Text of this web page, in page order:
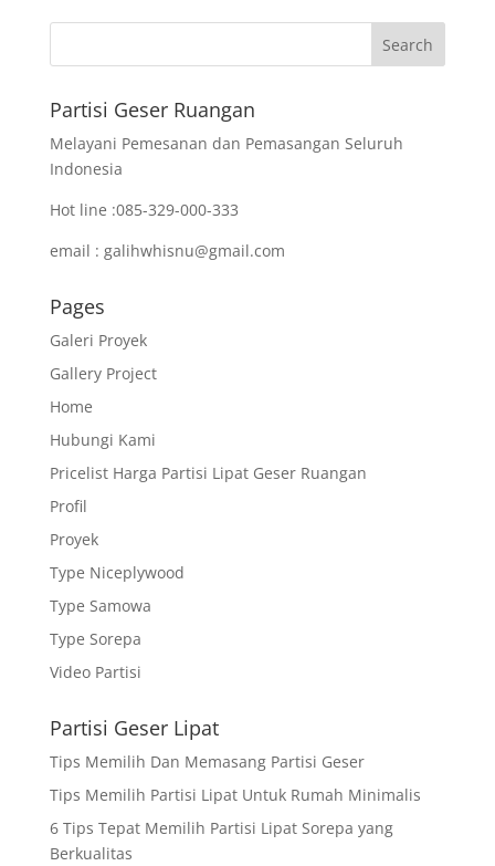
Partisi Geser Ruangan
Melayani Pemesanan dan Pemasangan Seluruh
Indonesia
Hot line :085-329-000-333
email : galihwhisnu@gmail.com
Pages
Galeri Proyek
Gallery Project
Home
Hubungi Kami
Pricelist Harga Partisi Lipat Geser Ruangan
Profil
Proyek
Type Niceplywood
Type Samowa
Type Sorepa
Video Partisi
Partisi Geser Lipat
Tips Memilih Dan Memasang Partisi Geser
Tips Memilih Partisi Lipat Untuk Rumah Minimalis
6 Tips Tepat Memilih Partisi Lipat Sorepa yang
Berkualitas